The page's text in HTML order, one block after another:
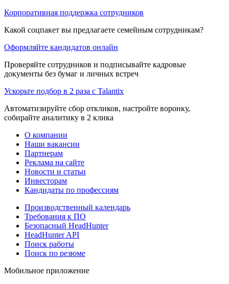
Корпоративная поддержка сотрудников
Какой соцпакет вы предлагаете семейным сотрудникам?
Оформляйте кандидатов онлайн
Проверяйте сотрудников и подписывайте кадровые
документы без бумаг и личных встреч
Ускорьте подбор в 2 раза с Talantix
Автоматизируйте сбор откликов, настройте воронку,
собирайте аналитику в 2 клика
О компании
Наши вакансии
Партнерам
Реклама на сайте
Новости и статьи
Инвесторам
Кандидаты по профессиям
Производственный календарь
Требования к ПО
Безопасный HeadHunter
HeadHunter API
Поиск работы
Поиск по резюме
Мобильное приложение